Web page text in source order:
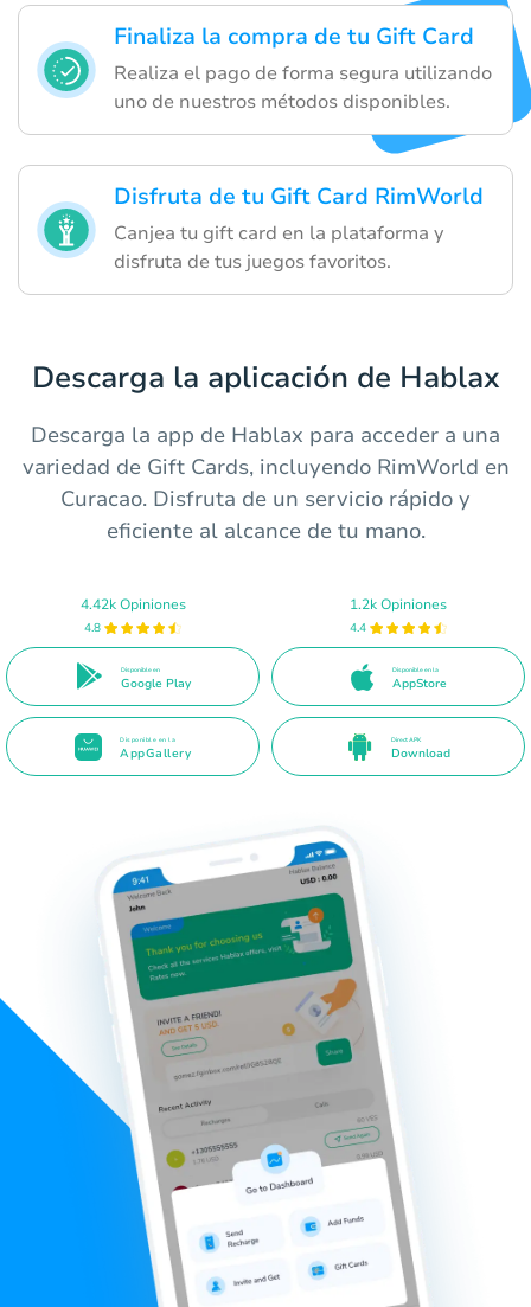
Finaliza la compra de tu Gift Card
Realiza el pago de forma segura utilizando
uno de nuestros métodos disponibles.
Disfruta de tu Gift Card RimWorld
Canjea tu gift card en la plataforma y
disfruta de tus juegos favoritos.
Descarga la aplicación de Hablax
Descarga la app de Hablax para acceder a una
variedad de Gift Cards, incluyendo RimWorld en
Curacao. Disfruta de un servicio rápido y
eficiente al alcance de tu mano.
4.42k Opiniones
4.8
Disponible en
Google Play
1.2k Opiniones
4.4
Disponible en la
AppStore
Disponible en la
AppGallery
Direct APK
Download